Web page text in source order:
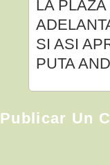
LA
SI ASI
PUTA
Publicar Un